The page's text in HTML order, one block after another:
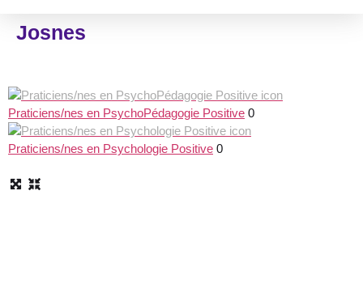
Josnes
Praticiens/nes en PsychoPédagogie Positive 0
Praticiens/nes en Psychologie Positive 0